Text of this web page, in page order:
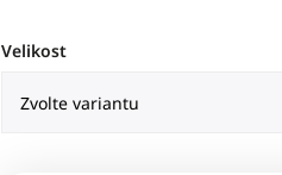
Velikost